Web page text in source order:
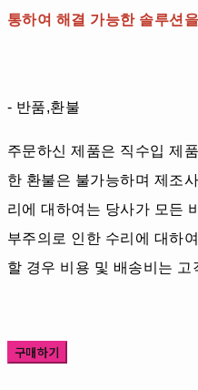
통하여 해결 가능한 솔루션
- 반품,환불
주문하신 제품은 직수입 제
한 환불은 불가능하며 제조
리에 대하여는 당사가 모든
부주의로 인한 수리에 대하
할 경우 비용 및 배송비는 고
구매하기